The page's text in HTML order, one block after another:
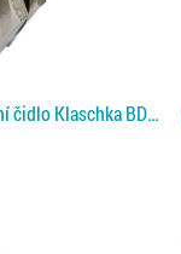
Oboustranné bezkontaktní čidlo Klaschka BDWD pro Fe/NF plechy